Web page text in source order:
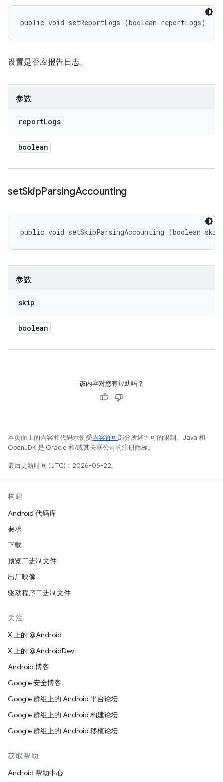
public void setReportLogs (boolean reportLogs)
设置是否应报告日志。
参数
reportLogs
boolean
setSkipParsingAccounting
public void setSkipParsingAccounting (boolean
参数
skip
boolean
该内容对您有帮助吗？
本页面上的内容和代码示例受内容许可部分所述许可的限制。Java 和
OpenJDK 是 Oracle 和/或其关联公司的注册商标。
最后更新时间 (UTC)：2026-06-22。
构建
Android 代码库
要求
下载
预览二进制文件
出厂映像
驱动程序二进制文件
关注
X 上的 @Android
X 上的 @AndroidDev
Android 博客
Google 安全博客
Google 群组上的 Android 平台论坛
Google 群组上的 Android 构建论坛
Google 群组上的 Android 移植论坛
获取帮助
Android 帮助中心